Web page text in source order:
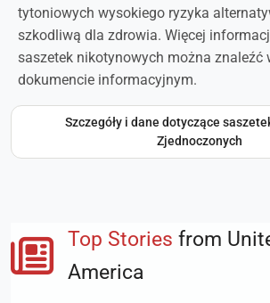
tytoniowych wysokiego ryzyka
szkodliwą dla zdrowia. Więcej
saszetek nikotynowych można znaleźć
dokumencie informacyjnym.
Szczegóły i dane dotyczące
Zjednoczonych
Top Stories from
America